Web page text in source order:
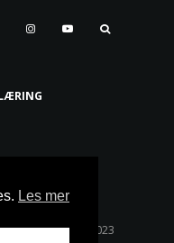
© Natt & Dag 2023
Les mer